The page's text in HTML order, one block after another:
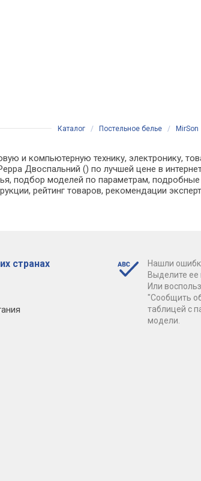
Каталог / Постельное белье / MirSon
и компьютерную технику, электронику,
Двоспальний () по лучшей цене в
подбор моделей по параметрам,
рейтинг товаров, рекомендации
странах
Нашли
Выделите ее
Или
"Сообщить
таблицей с
модели.